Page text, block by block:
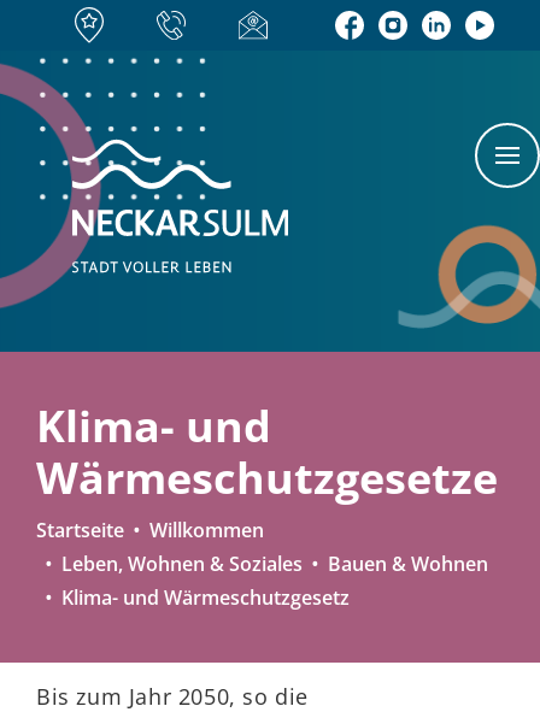
Klima- und
Wärmeschutzgesetze
Startseite
Willkommen
Leben, Wohnen & Soziales
Bauen & Wohnen
Klima- und Wärmeschutzgesetz
Bis zum Jahr 2050, so die